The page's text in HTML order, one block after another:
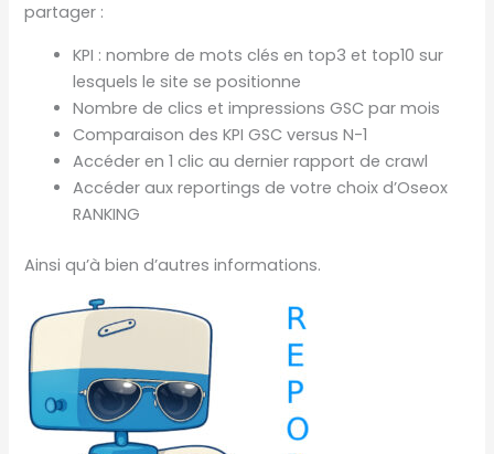
partager :
KPI : nombre de mots clés en top3 et top10 sur
lesquels le site se positionne
Nombre de clics et impressions GSC par mois
Comparaison des KPI GSC versus N-1
Accéder en 1 clic au dernier rapport de crawl
Accéder aux reportings de votre choix d’Oseox
RANKING
Ainsi qu’à bien d’autres informations.